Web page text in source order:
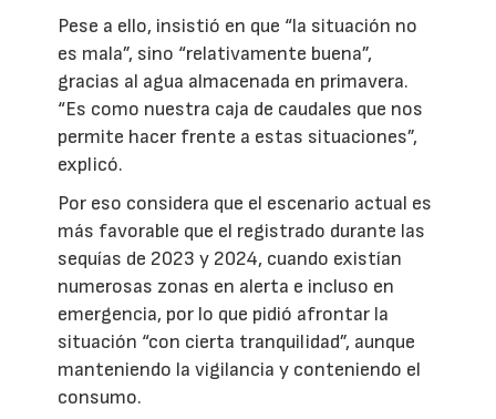
Pese a ello, insistió en que “la situación no
es mala”, sino “relativamente buena”,
gracias al agua almacenada en primavera.
“Es como nuestra caja de caudales que nos
permite hacer frente a estas situaciones”,
explicó.
Por eso considera que el escenario actual es
más favorable que el registrado durante las
sequías de 2023 y 2024, cuando existían
numerosas zonas en alerta e incluso en
emergencia, por lo que pidió afrontar la
situación “con cierta tranquilidad”, aunque
manteniendo la vigilancia y conteniendo el
consumo.